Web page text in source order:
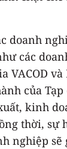
doanh
các
VACOD
của
kinh
thời, sự
nghiệp sẽ